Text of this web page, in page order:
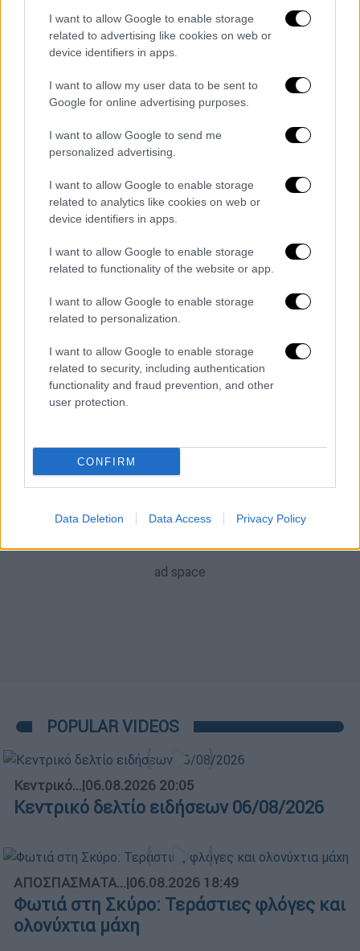
I want to allow Google to enable storage
related to advertising like cookies on web or
device identifiers in apps.
I want to allow my user data to be sent to
Google for online advertising purposes.
I want to allow Google to send me
personalized advertising.
I want to allow Google to enable storage
related to analytics like cookies on web or
device identifiers in apps.
I want to allow Google to enable storage
related to functionality of the website or app.
I want to allow Google to enable storage
related to personalization.
I want to allow Google to enable storage
related to security, including authentication
functionality and fraud prevention, and other
user protection.
CONFIRM
Data Deletion Data Access Privacy Policy
Αθλητισμός|20.08.2019 15:47
Παγκόσμιος θαυμασμός για τον πρώτο
κωφάλαλο τενίστα που πέτυχε νίκη σε
ATP (vid)
Ο 21χρονος Νοτιοκορεάτης Ντακ Λι Χι με τη
θέλησή του νίκησε την απομόνωση και το
μπούλινγκ και μπήκε στην ελίτ του
ΑΛΛΑ #TAGS
Κρήτη
Θεσσαλονίκη
Έλληνας πρωθυπουργός
Ηράκλειο
Τένις
POPULAR VIDEOS
Κεντρικό...|06.08.2026 20:05
Κεντρικό δελτίο ειδήσεων 06/08/2026
ΑΠΟΣΠΑΣΜΑΤΑ...|06.08.2026 18:49
Φωτιά στη Σκύρο: Τεράστιες φλόγες και
ολονύχτια μάχη